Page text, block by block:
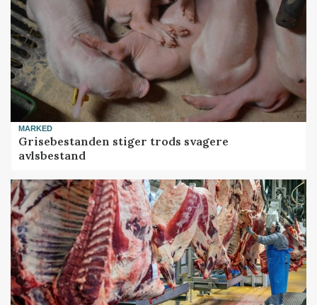
MARKED
Grisebestanden stiger trods svagere
avlsbestand